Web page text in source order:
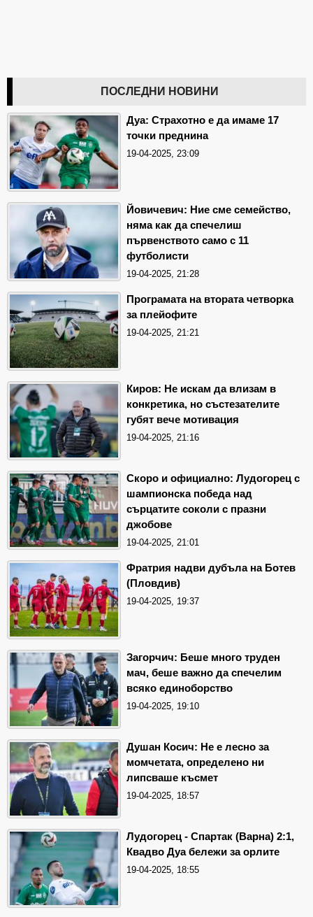
ПОСЛЕДНИ НОВИНИ
Дуа: Страхотно е да имаме 17
точки преднина
19-04-2025, 23:09
Йовичевич: Ние сме семейство,
няма как да спечелиш
първенството само с 11
футболисти
19-04-2025, 21:28
Програмата на втората четворка
за плейофите
19-04-2025, 21:21
Киров: Не искам да влизам в
конкретика, но състезателите
губят вече мотивация
19-04-2025, 21:16
Скоро и официално: Лудогорец с
шампионска победа над
сърцатите соколи с празни
джобове
19-04-2025, 21:01
Фратрия надви дубъла на Ботев
(Пловдив)
19-04-2025, 19:37
Загорчич: Беше много труден
мач, беше важно да спечелим
всяко единоборство
19-04-2025, 19:10
Душан Косич: Не е лесно за
момчетата, определено ни
липсваше късмет
19-04-2025, 18:57
Лудогорец - Спартак (Варна) 2:1,
Квадво Дуа бележи за орлите
19-04-2025, 18:55